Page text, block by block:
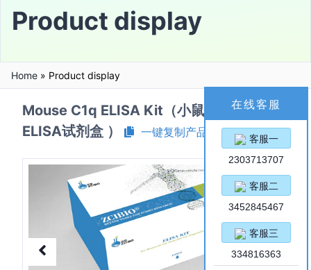
Product display
Home » Product display
Mouse C1q ELISA Kit（小鼠补体C1q
ELISA试剂盒 ）
一键复制产品信息
在线客服
客服一
2303713707
客服二
3452845467
客服三
334816363